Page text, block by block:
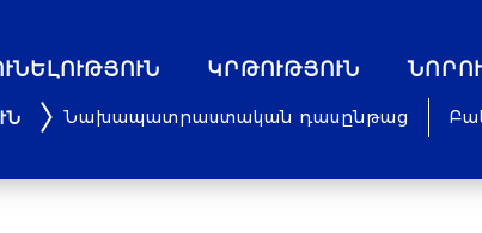
ԿՐԹՈՒԹՅՈՒՆ
Նախապատրաստական դասընթաց